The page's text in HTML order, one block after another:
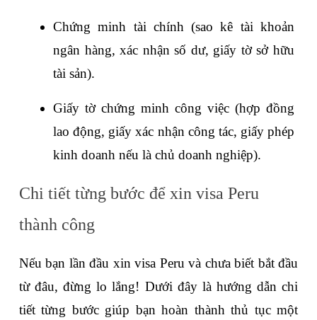
Chứng minh tài chính (sao kê tài khoản
ngân hàng, xác nhận số dư, giấy tờ sở hữu
tài sản).
Giấy tờ chứng minh công việc (hợp đồng
lao động, giấy xác nhận công tác, giấy phép
kinh doanh nếu là chủ doanh nghiệp).
Chi tiết từng bước để xin visa Peru
thành công
Nếu bạn lần đầu xin visa Peru và chưa biết bắt đầu
từ đâu, đừng lo lắng! Dưới đây là hướng dẫn chi
tiết từng bước giúp bạn hoàn thành thủ tục một